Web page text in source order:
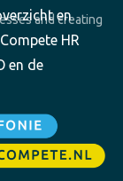
en
HR
en de
and creating